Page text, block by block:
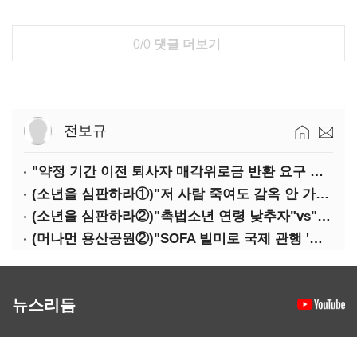
0/0 댓글 더보기
전보규
"약정 기간 이전 퇴사자 매각위로금 반환 요구 타당"
(소년을 심판하라①)"저 사람 죽여도 감옥 안 가죠"…법 비웃는 소년들
(소년을 심판하라②)"촉법소년 연령 낮추자"vs"안된다"…논쟁만 반복
(머나먼 용산공원②)"SOFA 빌미로 국제 관행 '오염자 부담원칙' 무시"
뉴스리듬